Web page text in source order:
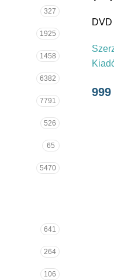
327
1925
1458
6382
7791
526
65
5470
641
264
106
DVD
999